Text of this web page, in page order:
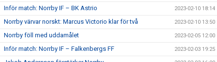
Inför match: Norrby IF – BK Astrio 2023-02-10 18:14
Norrby värvar norskt: Marcus Victorio klar för två 2023-02-10 13:50
Norrby föll med uddamålet 2023-02-05 12:00
Inför match: Norrby IF – Falkenbergs FF 2023-02-03 19:25